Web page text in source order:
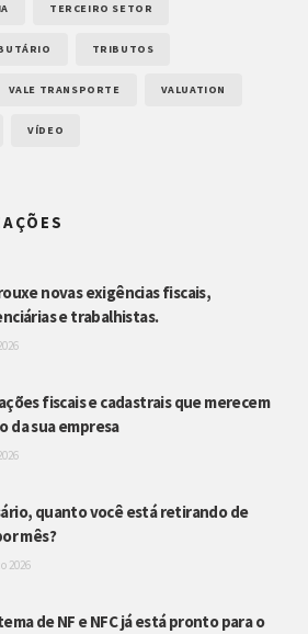
TERCEIRO SETOR
TRIBUTOS
VALE TRANSPORTE VALUATION
VÍDEO
novas exigências fiscais,
e trabalhistas.
fiscais e cadastrais que merecem
da sua empresa
quanto você está retirando de
mês?
2026
de NF e NFC já está pronto para o